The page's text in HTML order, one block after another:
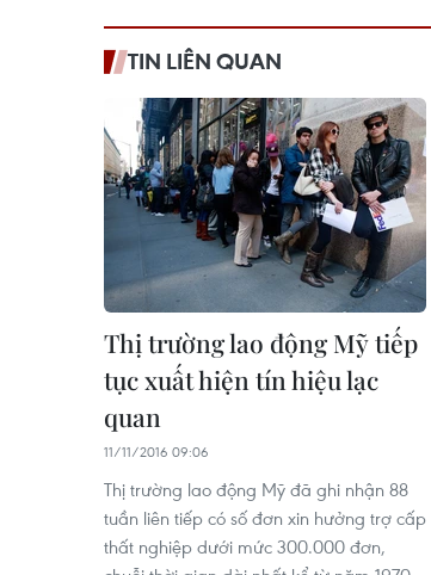
TIN LIÊN QUAN
Thị trường lao động Mỹ tiếp
tục xuất hiện tín hiệu lạc
quan
11/11/2016 09:06
Thị trường lao động Mỹ đã ghi nhận 88
tuần liên tiếp có số đơn xin hưởng trợ cấp
thất nghiệp dưới mức 300.000 đơn,